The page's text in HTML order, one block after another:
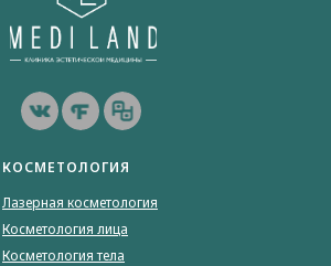
КОСМЕТОЛОГИЯ
Лазерная косметология
Косметология лица
Косметология тела